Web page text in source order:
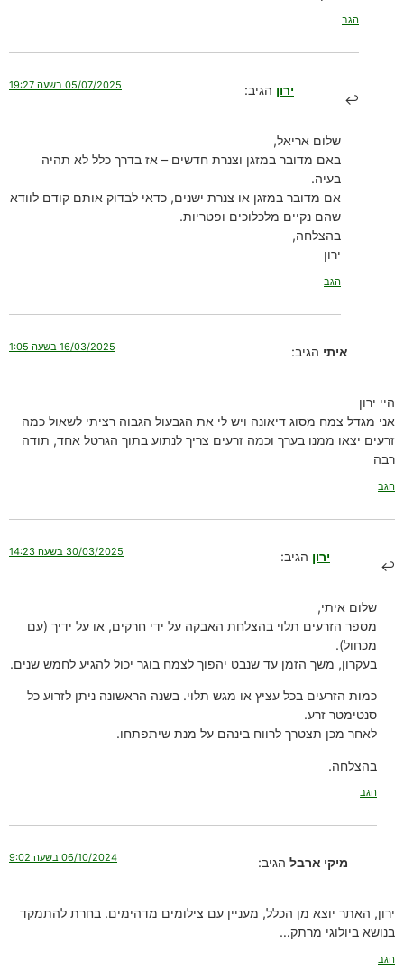
הגב
ירון הגיב: 05/07/2025 בשעה 19:27
שלום אריאל,
באם מדובר במזגן וצנרת חדשים – אז בדרך כלל לא תהיה
בעיה.
אם מדובר במזגן או צנרת ישנים, כדאי לבדוק אותם קודם לוודא
שהם נקיים מלכלוכים ופטריות.
בהצלחה,
ירון
הגב
איתי הגיב: 16/03/2025 בשעה 1:05
היי ירון
אני מגדל צמח מסוג דיאונה ויש לי את הגבעול הגבוה רציתי לשאול כמה
זרעים יצאו ממנו בערך וכמה זרעים צריך לנתוע בתוך הגרטל אחד, תודה
רבה
הגב
ירון הגיב: 30/03/2025 בשעה 14:23
שלום איתי,
מספר הזרעים תלוי בהצלחת האבקה על ידי חרקים, או על ידיך (עם
מכחול).
בעקרון, משך הזמן עד שנבט יהפוך לצמח בוגר יכול להגיע לחמש שנים.
כמות הזרעים בכל עציץ או מגש תלוי. בשנה הראשונה ניתן לזרוע כל
סנטימטר זרע.
לאחר מכן תצטרך לרווח בינהם על מנת שיתפתחו.
בהצלחה.
הגב
מיקי ארבל הגיב: 06/10/2024 בשעה 9:02
ירון, האתר יוצא מן הכלל, מעניין עם צילומים מדהימים. בחרת להתמקד
בנושא ביולוגי מרתק…
הגב